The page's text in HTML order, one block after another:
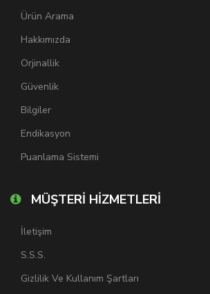
Ürün Arama
Hakkımızda
Orjinallik
Güvenlik
Bilgiler
Endikasyon
Puanlama Sistemi
MÜŞTERİ HİZMETLERİ
İletişim
S.S.S.
Gizlilik Ve Kullanım Şartları